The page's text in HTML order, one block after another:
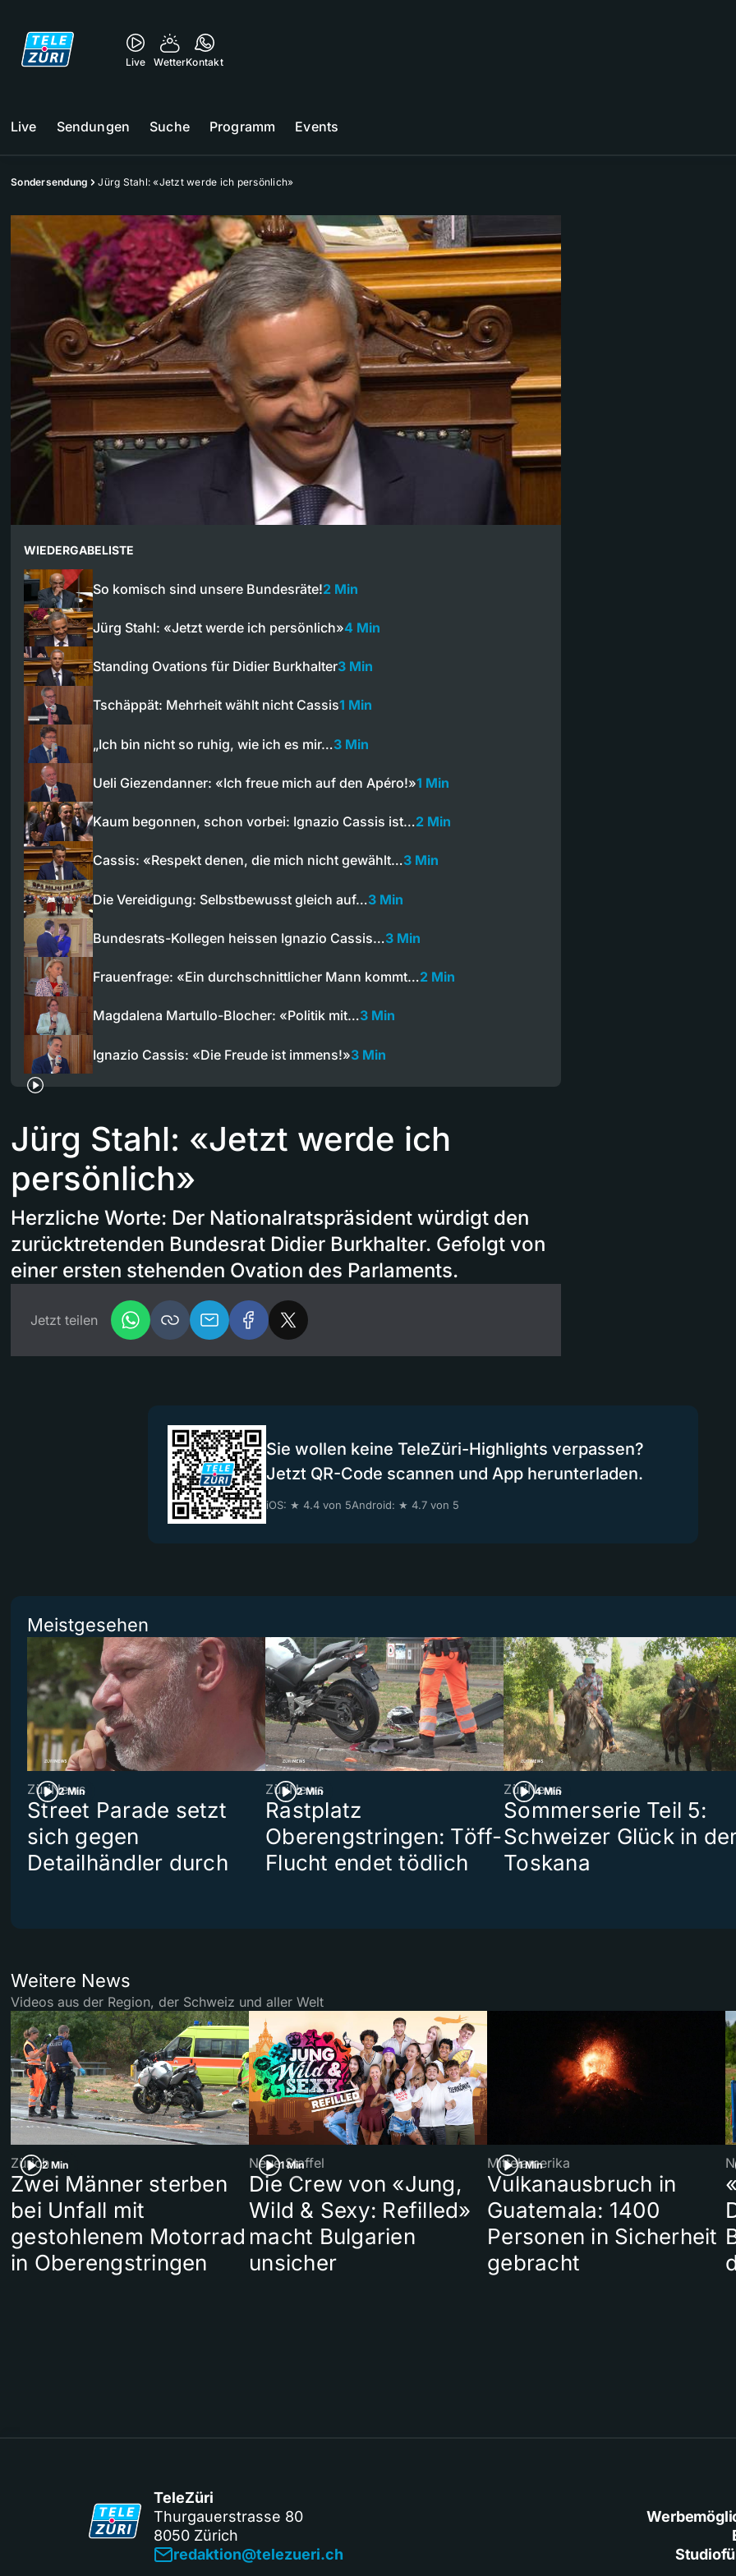
Live WetterKontakt
Live Sendungen Suche Programm Events
Sondersendung Jürg Stahl: «Jetzt werde ich persönlich»
WIEDERGABELISTE
So komisch sind unsere Bundesräte!2 Min
Jürg Stahl: «Jetzt werde ich persönlich»4 Min
Standing Ovations für Didier Burkhalter3 Min
Tschäppät: Mehrheit wählt nicht Cassis​1 Min
„Ich bin nicht so ruhig, wie ich es mir…3 Min
Ueli Giezendanner: «Ich freue mich auf den Apéro!»1 Min
Kaum begonnen, schon vorbei: Ignazio Cassis ist…2 Min
Cassis: «Respekt denen, die mich nicht gewählt…3 Min
Die Vereidigung: Selbstbewusst gleich auf…3 Min
Bundesrats-Kollegen heissen Ignazio Cassis…3 Min
Frauenfrage: «Ein durchschnittlicher Mann kommt…2 Min
Magdalena Martullo-Blocher: «Politik mit…3 Min
Ignazio Cassis: «Die Freude ist immens!»3 Min
Jürg Stahl: «Jetzt werde ich
persönlich»
Herzliche Worte: Der Nationalratspräsident würdigt den
zurücktretenden Bundesrat Didier Burkhalter. Gefolgt von
einer ersten stehenden Ovation des Parlaments.
Jetzt teilen
Sie wollen keine TeleZüri-Highlights verpassen?
Jetzt QR-Code scannen und App herunterladen.
iOS: ★ 4.4 von 5Android: ★ 4.7 von 5
Meistgesehen
2 Min
ZüriNews
Street Parade setzt
sich gegen
Detailhändler durch
2 Min
ZüriNews
Rastplatz
Oberengstringen: Töff-
Flucht endet tödlich
4 Min
ZüriNews
Sommerserie Teil 5:
Schweizer Glück in
Toskana
Weitere News
Videos aus der Region, der Schweiz und aller Welt
2 Min
Zürich
Zwei Männer sterben
bei Unfall mit
gestohlenem Motorrad
in Oberengstringen
1 Min
Neue Staffel
Die Crew von «Jung,
Wild & Sexy: Refilled»
macht Bulgarien
unsicher
1 Min
Mittelamerika
Vulkanausbruch in
Guatemala: 1400
Personen in Sicherheit
gebracht
TeleZüri
Thurgauerstrasse 80
8050 Zürich
redaktion@telezueri.ch